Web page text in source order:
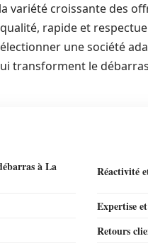
variété croissante des
rapide et
une société
transforment le
à La
Réactivité
Expertise
Retours